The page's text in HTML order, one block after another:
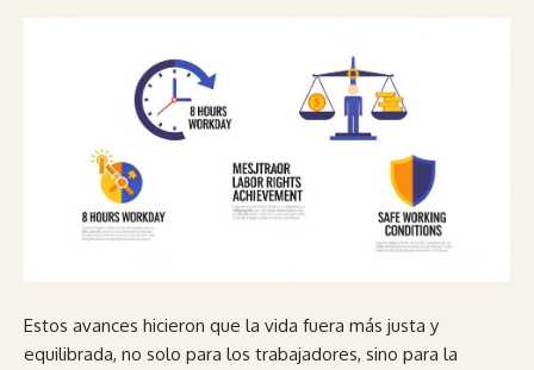
Estos avances hicieron que la vida fuera más justa y
equilibrada, no solo para los trabajadores, sino para la